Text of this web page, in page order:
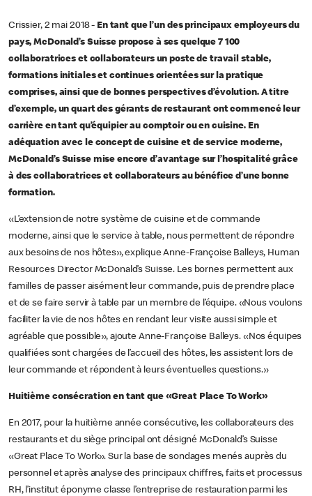
Crissier, 2 mai 2018 - En tant que l’un des principaux employeurs du
pays, McDonald’s Suisse propose à ses quelque 7 100
collaboratrices et collaborateurs un poste de travail stable,
formations initiales et continues orientées sur la pratique
comprises, ainsi que de bonnes perspectives d’évolution. A titre
d’exemple, un quart des gérants de restaurant ont commencé leur
carrière en tant qu’équipier au comptoir ou en cuisine. En
adéquation avec le concept de cuisine et de service moderne,
McDonald’s Suisse mise encore d’avantage sur l’hospitalité grâce
à des collaboratrices et collaborateurs au bénéfice d’une bonne
formation.
«L’extension de notre système de cuisine et de commande
moderne, ainsi que le service à table, nous permettent de répondre
aux besoins de nos hôtes», explique Anne-Françoise Balleys, Human
Resources Director McDonald’s Suisse. Les bornes permettent aux
familles de passer aisément leur commande, puis de prendre place
et de se faire servir à table par un membre de l’équipe. «Nous voulons
faciliter la vie de nos hôtes en rendant leur visite aussi simple et
agréable que possible», ajoute Anne-Françoise Balleys. «Nos équipes
qualifiées sont chargées de l’accueil des hôtes, les assistent lors de
leur commande et répondent à leurs éventuelles questions.»
Huitième consécration en tant que «Great Place To Work»
En 2017, pour la huitième année consécutive, les collaborateurs des
restaurants et du siège principal ont désigné McDonald’s Suisse
«Great Place To Work». Sur la base de sondages menés auprès du
personnel et après analyse des principaux chiffres, faits et processus
RH, l’institut éponyme classe l’entreprise de restauration parmi les